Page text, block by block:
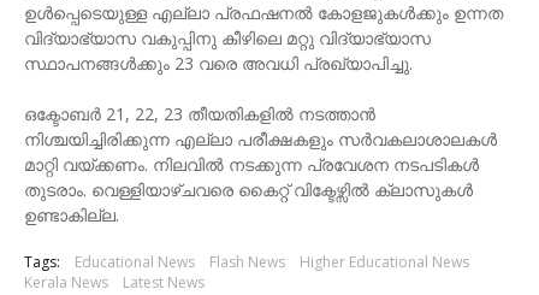
ഉൾപ്പെടെയുള്ള എല്ലാ പ്രഫഷനൽ കോളജുകൾക്കും ഉന്നത
വിദ്യാഭ്യാസ വകുപ്പിനു കീഴിലെ മറ്റു വിദ്യാഭ്യാസ
സ്ഥാപനങ്ങള്‍ക്കും 23 വരെ അവധി പ്രഖ്യാപിച്ചു.
ഒക്ടോബർ 21, 22, 23 തീയതികളിൽ നടത്താൻ
നിശ്ചയിച്ചിരിക്കുന്ന എല്ലാ പരീക്ഷകളും സർവകലാശാലകൾ
മാറ്റി വയ്ക്കണം. നിലവിൽ നടക്കുന്ന പ്രവേശന നടപടികൾ
തുടരാം. വെള്ളിയാഴ്ചവരെ കൈറ്റ് വിക്ടേഴ്സിൽ ക്ലാസുകൾ
ഉണ്ടാകില്ല.
Tags: Educational News Flash News
Higher Educational News
Kerala News
Latest News